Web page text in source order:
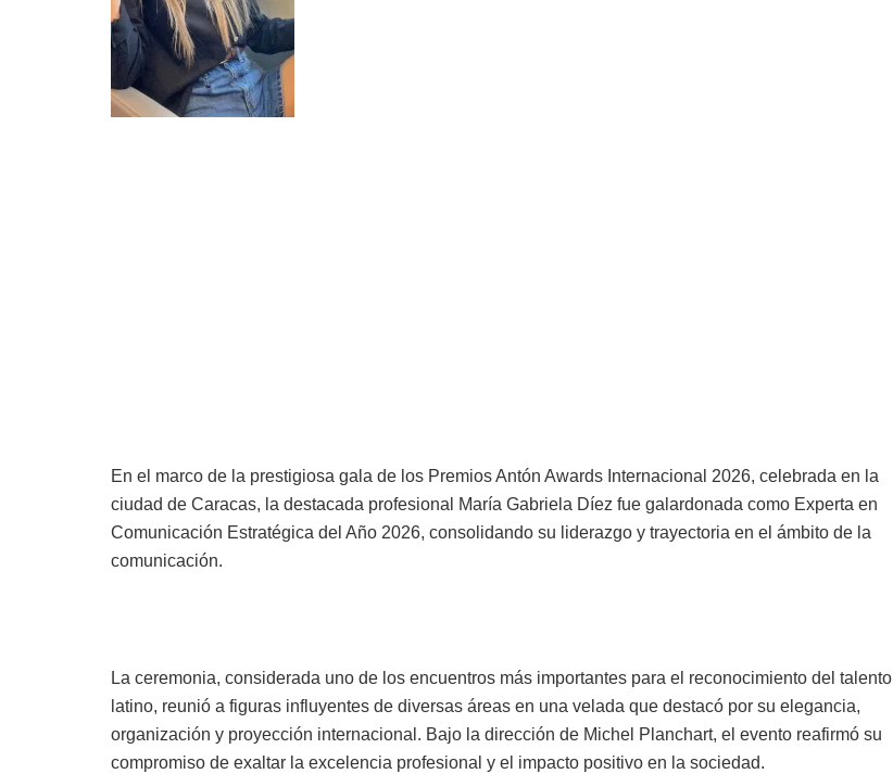
En el marco de la prestigiosa gala de los Premios Antón Awards Internacional 2026, celebrada en la
ciudad de Caracas, la destacada profesional María Gabriela Díez fue galardonada como Experta en
Comunicación Estratégica del Año 2026, consolidando su liderazgo y trayectoria en el ámbito de la
comunicación.
La ceremonia, considerada uno de los encuentros más importantes para el reconocimiento del talento
latino, reunió a figuras influyentes de diversas áreas en una velada que destacó por su elegancia,
organización y proyección internacional. Bajo la dirección de Michel Planchart, el evento reafirmó su
compromiso de exaltar la excelencia profesional y el impacto positivo en la sociedad.